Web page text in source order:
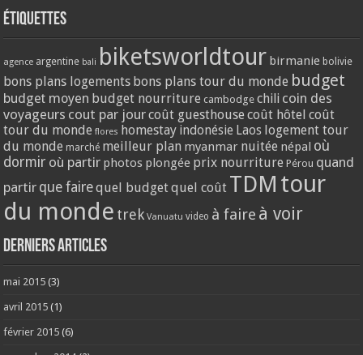
Étiquettes
agence argentine bali biketsworldtour birmanie bolivie
bons plans logements bons plans tour du monde budget
budget moyen budget nourriture cambodge chili coin des
voyageurs cout par jourcoût guesthouse coût hôtel coût
tour du monde flores homestay indonésie Laos logement tour
du monde marché meilleur plan myanmar nuitée népal où
dormir où partir photos plongée prix nourriture Pérou quand
partir que fairequel budgetquel coût TDM tour
du monde trek Vanuatu video à faire à voir
Derniers articles
mai 2015 (3)
avril 2015 (1)
février 2015 (6)